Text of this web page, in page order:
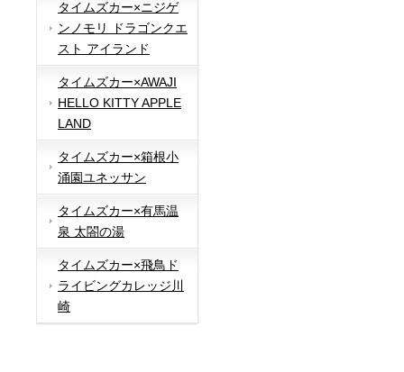
タイムズカー×ニジゲ
ンノモリ ドラゴンクエ
スト アイランド
タイムズカー×AWAJI
HELLO KITTY APPLE
LAND
タイムズカー×箱根小
涌園ユネッサン
タイムズカー×有馬温
泉 太閤の湯
タイムズカー×飛鳥ド
ライビングカレッジ川
崎